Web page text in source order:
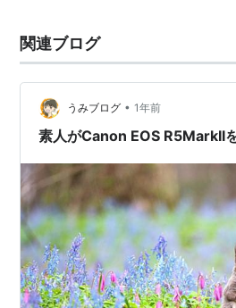
関連ブログ
うみブログ • 1年前
素人がCanon